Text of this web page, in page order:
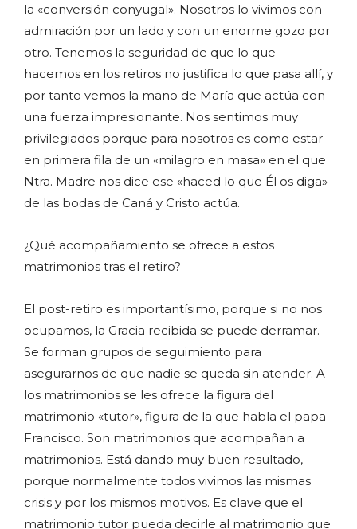
la «conversión conyugal». Nosotros lo vivimos con
admiración por un lado y con un enorme gozo por
otro. Tenemos la seguridad de que lo que
hacemos en los retiros no justifica lo que pasa allí, y
por tanto vemos la mano de María que actúa con
una fuerza impresionante. Nos sentimos muy
privilegiados porque para nosotros es como estar
en primera fila de un «milagro en masa» en el que
Ntra. Madre nos dice ese «haced lo que Él os diga»
de las bodas de Caná y Cristo actúa.
¿Qué acompañamiento se ofrece a estos
matrimonios tras el retiro?
El post-retiro es importantísimo, porque si no nos
ocupamos, la Gracia recibida se puede derramar.
Se forman grupos de seguimiento para
asegurarnos de que nadie se queda sin atender. A
los matrimonios se les ofrece la figura del
matrimonio «tutor», figura de la que habla el papa
Francisco. Son matrimonios que acompañan a
matrimonios. Está dando muy buen resultado,
porque normalmente todos vivimos las mismas
crisis y por los mismos motivos. Es clave que el
matrimonio tutor pueda decirle al matrimonio que